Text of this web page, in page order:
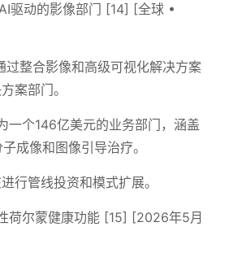
驱动的影像部门 [14] [全球 •
过整合影像和高级可视化解决方案
案部门。
一个146亿美元的业务部门，涵盖
成像和图像引导治疗。
行管线投资和模式扩展。
荷尔蒙健康功能 [15] [2026年5月